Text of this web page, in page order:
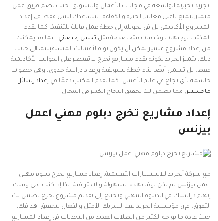
ابجريد بخبرته الواسعة في مجالات الأعمال والتسويق، حيث يضم فريق عمل
متميز يتمتع باعلى معايير الخبرة والكفاءة، ليساعدك ليس فقط في إعداد
المشروع الأكاديمي بل في تحويله إلى خطة عمل قابلة للتنفيذ، كما يقدم
المكتب توجيهات وخدمات متخصصة مثل تحليل إحصائي، مما قد يمكنك
من إعداد مشروع متميز يمكن أن يكون نواة لأعمالك المستقبلية، الى جانب
ذلك، يتميز ابجريد بكونه يقدم مشاريع تخرج لا تقتصر على الجوانب الأكاديمية
فقط، بل تشمل أيضًا بناء خطة تسويقية وإعداد دراسة جدوى، وهي خطوات
حاسمة لأي نجاح في عالم الأعمال، كما يقدم المكتب دعمًا في إعداد رسائل
ماجستير، مما يضمن لك تحقيق النجاح الكبير في المجال.
إعداد مشاريع تخرج دبلوم مهني اعمل
بيزنس
مع شركة أبجريد للاستشارات التعليمية، إعداد مشاريع تخرج دبلوم مهني
اعمل بيزنس لم تكن يومًا بهذه السهولة والاحترافية، لذا إذا كنت على وشك
إنهاء دراستك في الدبلوم المهني وتحتاج إلى تقديم مشروع تخرج يضمن لك
التفوق، فإن مؤسسة ابجريد تعد الشريك الأمثل والفعال لتحقيق أهدافك،
حيث عادة ما يواجه الكثير من الطلاب العديد من التحديات في إعداد المشاريع